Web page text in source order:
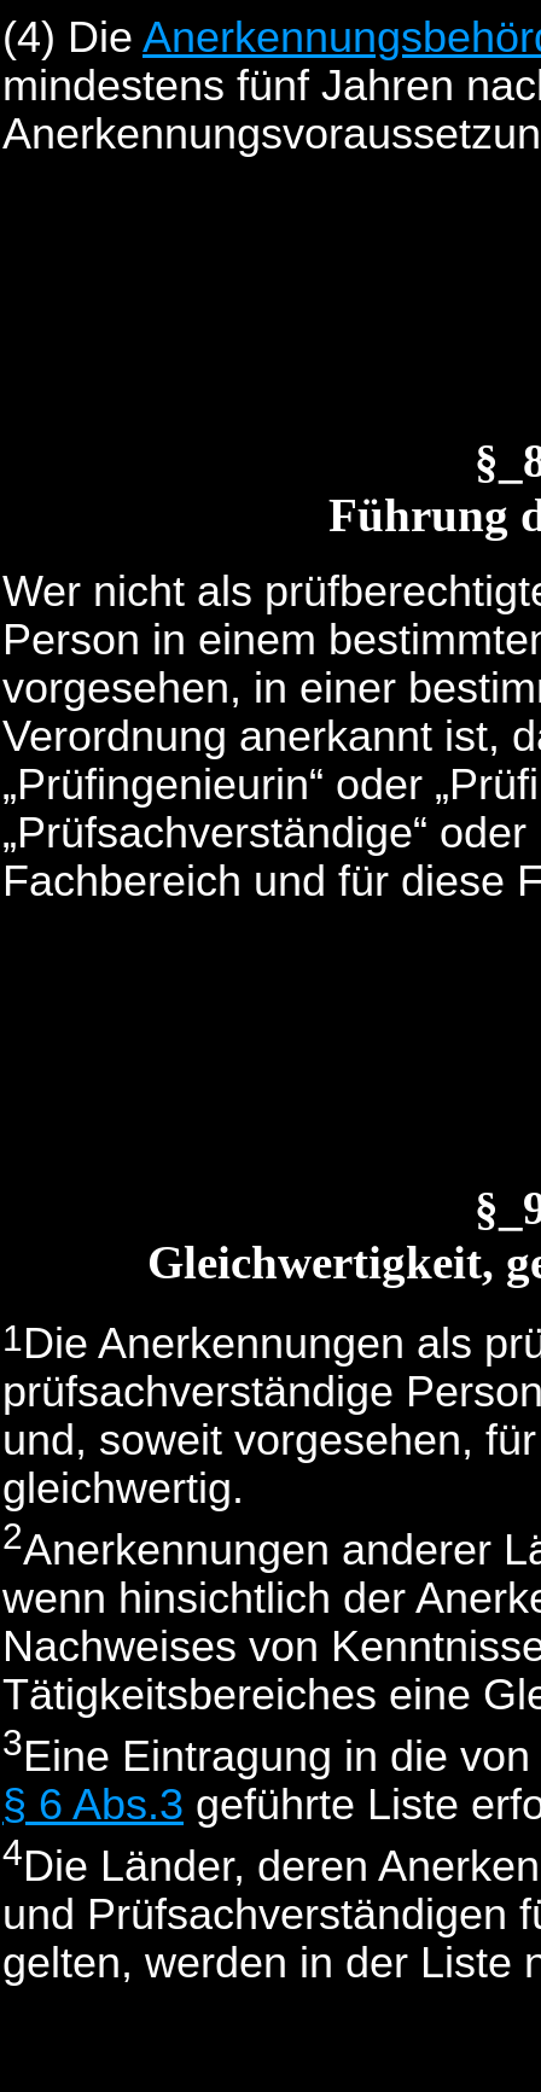
(4) Die
mindestens fünf Jahren
Führung
Wer nicht als
Person in einem
vorgesehen, in einer
Verordnung anerkannt ist,
„Prüfingenieurin“ oder
„Prüfsachverständige“
Fachbereich und für diese
Gleichwertigkeit,
1Die Anerkennungen als
prüfsachverständige
und, soweit vorgesehen,
gleichwertig.
2Anerkennungen anderer
wenn hinsichtlich der
Nachweises von
Tätigkeitsbereiches eine
3Eine Eintragung in die
§ 6 Abs.3 geführte Liste
4Die Länder, deren
und Prüfsachverständigen
gelten, werden in der Liste